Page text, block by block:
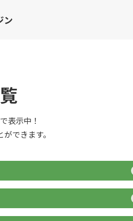
ン
表示中！
できます。